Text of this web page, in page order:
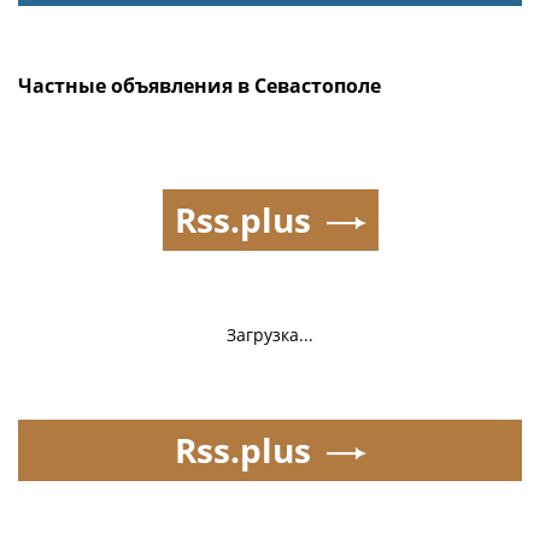
Частные объявления в Севастополе
Загрузка...
Rss.plus
Rss.plus